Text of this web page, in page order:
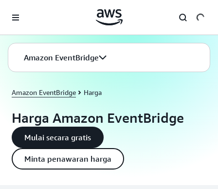
Amazon EventBridge
Amazon EventBridge Harga
Harga Amazon EventBridge
Mulai secara gratis
Minta penawaran harga